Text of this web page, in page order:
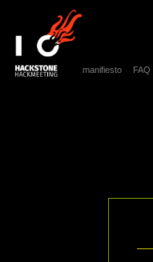
manifiesto FAQ